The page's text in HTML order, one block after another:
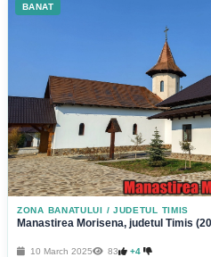
BANAT
ZONA BANATULUI / JUDETUL TIMIS
Manastirea Morisena, judetul Timis
10 March 2025 83 +4